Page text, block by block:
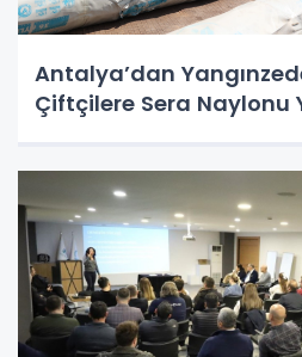
Antalya’dan
Çiftçilere Sera Naylonu